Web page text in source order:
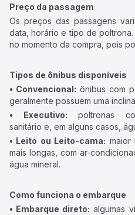
Preço da passagem
Os preços das passagens
data, horário e tipo de
no momento da compra, pois
Tipos de ônibus disponíveis
• Convencional: ônibus com
geralmente possuem uma
• Executivo: poltronas
sanitário e, em alguns casos,
• Leito ou Leito-cama: maior
mais longas, com ar-
água mineral.
Como funciona o embarque
• Embarque direto: algumas